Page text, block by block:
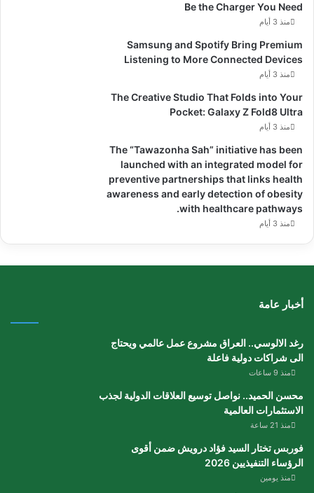
Be the Charger You Need
منذ 3 أيام
Samsung and Spotify Bring Premium
Listening to More Connected Devices
منذ 3 أيام
The Creative Studio That Folds into Your
Pocket: Galaxy Z Fold8 Ultra
منذ 3 أيام
The “Tawazonha Sah” initiative has been
launched with an integrated model for
preventive partnerships that links health
awareness and early detection of obesity
with healthcare pathways.
منذ 3 أيام
أخبار عامة
رغد الالوسي.. العراق مشروع عمل عالمي ويحتاج
الى شراكات دولية فاعلة
منذ 9 ساعات
محسن الحميد.. نواصل توسيع العلاقات الدولية لجذب
الاستثمارات العالمية
منذ 21 ساعة
فوربس تختار السيد فؤاد درويش ضمن أقوى
الرؤساء التنفيذيين 2026
منذ يومين